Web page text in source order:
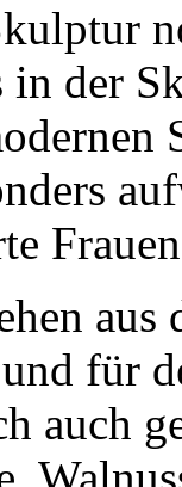
in der
für
auch